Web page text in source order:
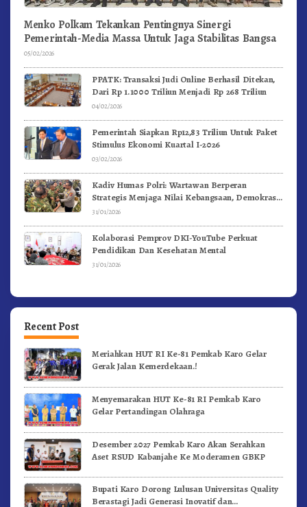
Menko Polkam Tekankan Pentingnya Sinergi
Pemerintah-Media Massa Untuk Jaga Stabilitas Bangsa
05/02/2026
PPATK: Transaksi Judi Online Berhasil Ditekan,
Dari Rp 1.1000 Triliun Menjadi Rp 268 Triliun
04/02/2026
Pemerintah Siapkan Rp12,83 Triliun Untuk Paket
Stimulus Ekonomi Kuartal I-2026
03/02/2026
Kadiv Humas Polri: Wartawan Berperan
Strategis Menjaga Nilai Kebangsaan, Demokrasi,
dan NKRI
31/01/2026
Kolaborasi Pemprov DKI-YouTube Perkuat
Pendidikan Dan Kesehatan Mental
31/01/2026
Recent Post
Meriahkan HUT RI Ke-81 Pemkab Karo Gelar
Gerak Jalan Kemerdekaan.!
Menyemarakan HUT Ke-81 RI Pemkab Karo
Gelar Pertandingan Olahraga
Desember 2027 Pemkab Karo Akan Serahkan
Aset RSUD Kabanjahe Ke Moderamen GBKP
Bupati Karo Dorong Lulusan Universitas Quality
Berastagi Jadi Generasi Inovatif dan